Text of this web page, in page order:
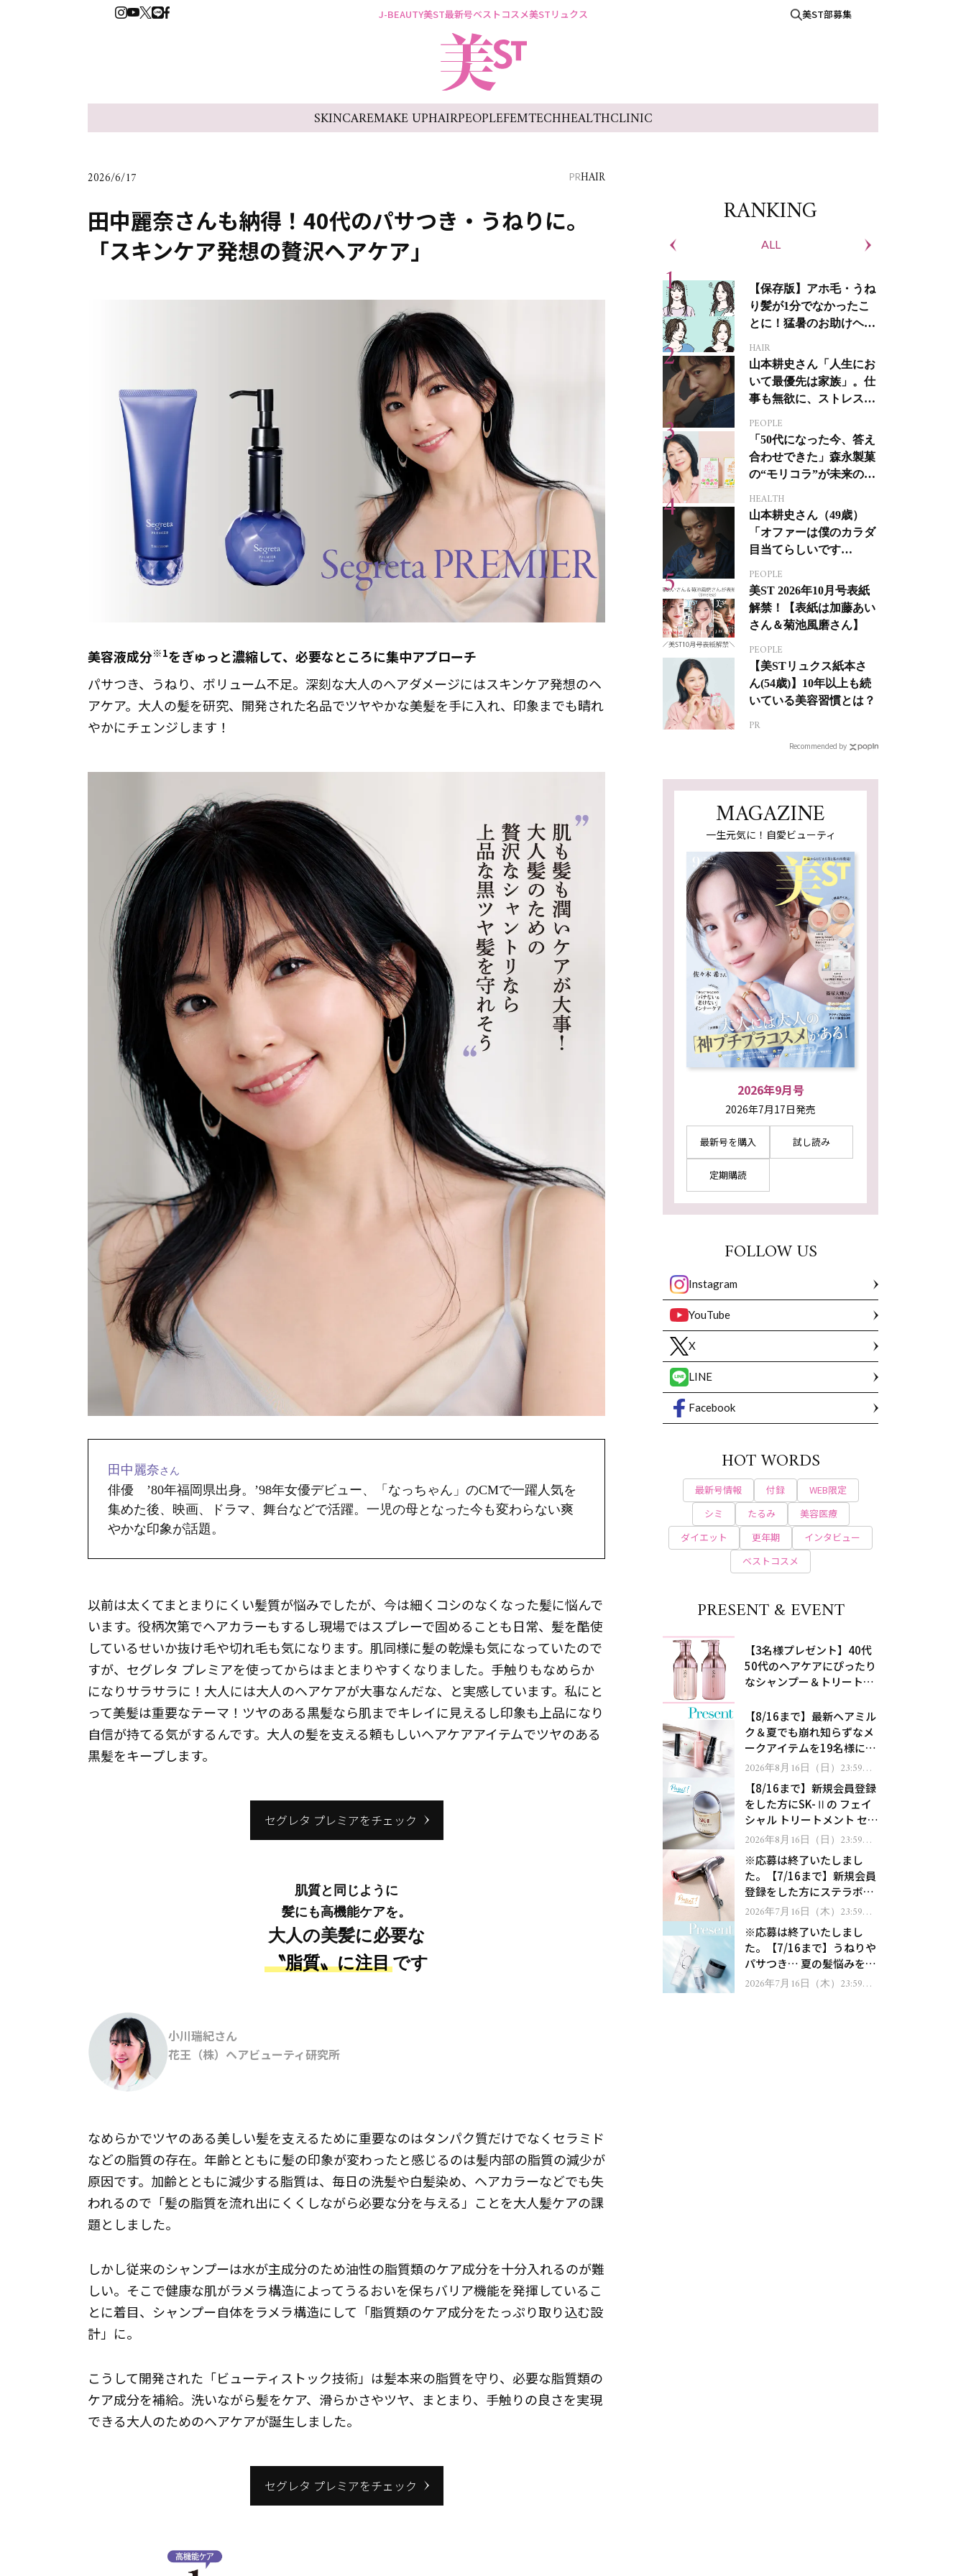
J-BEAUTY美ST最新号ベストコスメ美STリュクス 美ST部募集
SKINCAREMAKE UPHAIRPEOPLEFEMTECHHEALTHCLINIC
2026/6/17 PRHAIR
田中麗奈さんも納得！40代のパサつき・うねりに。
「スキンケア発想の贅沢ヘアケア」
美容液成分※1をぎゅっと濃縮して、必要なところに集中アプローチ
パサつき、うねり、ボリューム不足。深刻な大人のヘアダメージにはスキンケア発想のヘ
アケア。大人の髪を研究、開発された名品でツヤやかな美髪を手に入れ、印象までも晴れ
やかにチェンジします！
田中麗奈さん
俳優 ’80年福岡県出身。’98年女優デビュー、「なっちゃん」のCMで一躍人気を
集めた後、映画、ドラマ、舞台などで活躍。一児の母となった今も変わらない爽
やかな印象が話題。
以前は太くてまとまりにくい髪質が悩みでしたが、今は細くコシのなくなった髪に悩んで
います。役柄次第でヘアカラーもするし現場ではスプレーで固めることも日常、髪を酷使
しているせいか抜け毛や切れ毛も気になります。肌同様に髪の乾燥も気になっていたので
すが、セグレタ プレミアを使ってからはまとまりやすくなりました。手触りもなめらか
になりサラサラに！大人には大人のヘアケアが大事なんだな、と実感しています。私にと
って美髪は重要なテーマ！ツヤのある黒髪なら肌までキレイに見えるし印象も上品になり
自信が持てる気がするんです。大人の髪を支える頼もしいヘアケアアイテムでツヤのある
黒髪をキープします。
セグレタ プレミアをチェック
肌質と同じように
髪にも高機能ケアを。
大人の美髪に必要な
〝脂質〟に注目 です
小川瑞紀さん
花王（株）ヘアビューティ研究所
なめらかでツヤのある美しい髪を支えるために重要なのはタンパク質だけでなくセラミド
などの脂質の存在。年齢とともに髪の印象が変わったと感じるのは髪内部の脂質の減少が
原因です。加齢とともに減少する脂質は、毎日の洗髪や白髪染め、ヘアカラーなどでも失
われるので「髪の脂質を流れ出にくくしながら必要な分を与える」ことを大人髪ケアの課
題としました。
しかし従来のシャンプーは水が主成分のため油性の脂質類のケア成分を十分入れるのが難
しい。そこで健康な肌がラメラ構造によってうるおいを保ちバリア機能を発揮しているこ
とに着目、シャンプー自体をラメラ構造にして「脂質類のケア成分をたっぷり取り込む設
計」に。
こうして開発された「ビューティストック技術」は髪本来の脂質を守り、必要な脂質類の
ケア成分を補給。洗いながら髪をケア、滑らかさやツヤ、まとまり、手触りの良さを実現
できる大人のためのヘアケアが誕生しました。
セグレタ プレミアをチェック
RANKING
ALL
【保存版】アホ毛・うね
り髪が1分でなかったこ
とに！猛暑のお助けヘア
HAIR
山本耕史さん「人生にお
いて最優先は家族」。仕
事も無欲に、ストレスを
PEOPLE
「50代になった今、答え
合わせできた」森永製菓
の“モリコラ”が未来のキ
HEALTH
山本耕史さん（49歳）
「オファーは僕のカラダ
目当てらしいです
ジカルへの挑戦
PEOPLE
美ST 2026年10月号表紙
解禁！【表紙は加藤あい
さん＆菊池風磨さん】
PEOPLE
【美STリュクス紙本さ
ん(54歳)】10年以上も続
いている美容習慣とは？
PR
Recommended by
MAGAZINE
一生元気に！自愛ビューティ
2026年9月号
2026年7月17日発売
最新号を購入 試し読み
定期購読
FOLLOW US
Instagram
YouTube
X
LINE
Facebook
HOT WORDS
最新号情報 付録
WEB限定
シミ
たるみ
美容医療
ダイエット
更年期
インタビュー
ベストコスメ
PRESENT & EVENT
【3名様プレゼント】40代
50代のヘアケアにぴったり
なシャンプー＆トリートメ
処！
【8/16まで】最新ヘアミル
ク＆夏でも崩れ知らずなメ
ークアイテムを19名様にプ
レゼント！
2026年8月16日（日）23:59ま
で【8/16まで】新規会員登録
をした方にSK-Ⅱの フェイ
シャル トリートメント セラ
ムをプレゼント！
2026年8月16日（日）23:59ま
※応募は終了いたしまし
た。【7/16まで】新規会員
登録をした方にステラボー
テのシャインリバース ヘア
ゼント！
2026年7月16日（木）23:59ま
※応募は終了いたしまし
た。【7/16まで】うねりや
パサつき… 夏の髪悩みを解
消するヘアケアアイテムを
2026年7月16日（木）23:59ま